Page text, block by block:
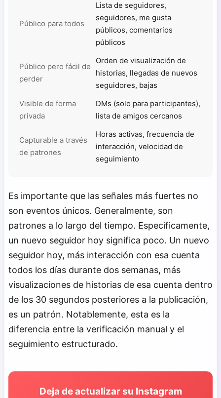
Público para todos
Lista de seguidores,
seguidores, me gusta
públicos, comentarios
públicos
Público pero fácil de
perder
Orden de visualización de
historias, llegadas de nuevos
seguidores, bajas
Visible de forma
privada
DMs (solo para participantes),
lista de amigos cercanos
Capturable a través
de patrones
Horas activas, frecuencia de
interacción, velocidad de
seguimiento
Es importante que las señales más fuertes no
son eventos únicos. Generalmente, son
patrones a lo largo del tiempo. Específicamente,
un nuevo seguidor hoy significa poco. Un nuevo
seguidor hoy, más interacción con esa cuenta
todos los días durante dos semanas, más
visualizaciones de historias de esa cuenta dentro
de los 30 segundos posteriores a la publicación,
es un patrón. Notablemente, esta es la
diferencia entre la verificación manual y el
seguimiento estructurado.
Deja de actualizar su Instagram